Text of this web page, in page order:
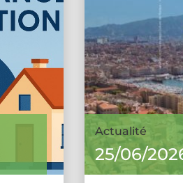
Actualité
25/06/